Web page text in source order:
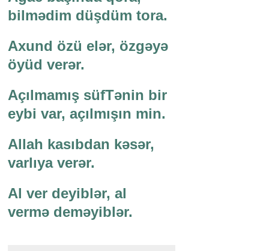
bilmədim düşdüm tora.
Axund özü elər, özgəyə
öyüd verər.
Açılmamış süfTənin bir
eybi var, açılmışın min.
Allah kasıbdan kəsər,
varlıya verər.
Al ver deyiblər, al
vermə deməyiblər.